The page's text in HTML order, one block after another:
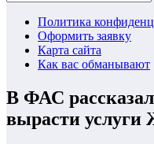
Политика
Оформить заявку
Карта сайта
Как вас обманывают
В ФАС
вырасти услуги